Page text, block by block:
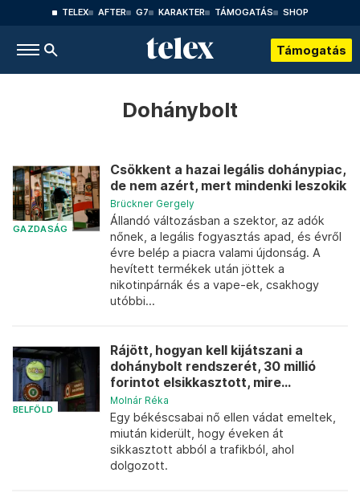
TELEX AFTER G7 KARAKTER TÁMOGATÁS SHOP
Támogatás
Dohánybolt
GAZDASÁG
Csökkent a hazai legális dohánypiac,
de nem azért, mert mindenki leszokik
Brückner Gergely
Állandó változásban a szektor, az adók
nőnek, a legális fogyasztás apad, és évről
évre belép a piacra valami újdonság. A
hevített termékek után jöttek a
nikotinpárnák és a vape-ek, csakhogy
utóbbi...
BELFÖLD
Rájött, hogyan kell kijátszani a
dohánybolt rendszerét, 30 millió
forintot elsikkasztott, mire...
Molnár Réka
Egy békéscsabai nő ellen vádat emeltek,
miután kiderült, hogy éveken át
sikkasztott abból a trafikból, ahol
dolgozott.